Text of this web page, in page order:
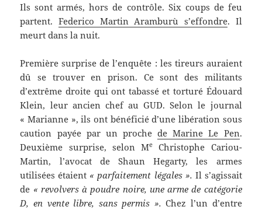
Ils sont armés, hors de contrôle. Six coups de feu
partent.Federico Martin Aramburù s’effondre. Il
meurt dans la nuit.
Première surprise de l’enquête : les tireurs auraient
dû se trouver en prison. Ce sont des militants
d’extrême droite qui ont tabassé et torturé Édouard
Klein, leur ancien chef au GUD. Selon le journal
« Marianne », ils ont bénéficié d’une libération sous
caution payée par un prochede Marine Le Pen.
Deuxième surprise, selon Me
Christophe Cariou-
Martin, l’avocat de Shaun Hegarty, les armes
utilisées étaient « parfaitement légales ». Il s’agissait
de « revolvers à poudre noire, une arme de catégorie
D, en vente libre, sans permis ». Chez l’un d’entre